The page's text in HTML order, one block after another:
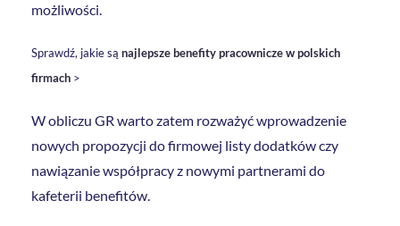
możliwości.
Sprawdź, jakie są najlepsze benefity pracownicze w polskich
firmach >
W obliczu GR warto zatem rozważyć wprowadzenie
nowych propozycji do firmowej listy dodatków czy
nawiązanie współpracy z nowymi partnerami do
kafeterii benefitów.